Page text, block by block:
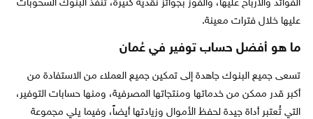
الفوائد والأرباح عليها، والفوز بجوائز نقدية كثيرة، تنفذ البنوك السحوبات
عليها خلال فترات معينة.
ما هو أفضل حساب توفير في عُمان
تسعى جميع البنوك جاهدة إلى تمكين جميع العملاء من الاستفادة من
أكبر قدر ممكن من خدماتها ومنتجاتها المصرفية، ومنها حسابات التوفير،
التي تُعتبر أداة جيدة لحفظ الأموال وزيادتها أيضاً، وفيما يلي مجموعة